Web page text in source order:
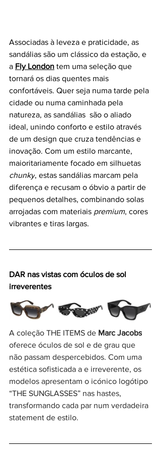
Associadas à leveza e praticidade, as
sandálias são um clássico da estação, e
a Fly London tem uma seleção que
tornará os dias quentes mais
confortáveis. Quer seja numa tarde pela
cidade ou numa caminhada pela
natureza, as sandálias  são o aliado
ideal, unindo conforto e estilo através
de um design que cruza tendências e
inovação. Com um estilo marcante,
maioritariamente focado em silhuetas
chunky, estas sandálias marcam pela
diferença e recusam o óbvio a partir de
pequenos detalhes, combinando solas
arrojadas com materiais premium, cores
vibrantes e tiras largas.
DAR nas vistas com óculos de sol
irreverentes
A coleção THE ITEMS de Marc Jacobs
oferece óculos de sol e de grau que
não passam despercebidos. Com uma
estética sofisticada a e irreverente, os
modelos apresentam o icónico logótipo
“THE SUNGLASSES” nas hastes,
transformando cada par num verdadeira
statement de estilo.